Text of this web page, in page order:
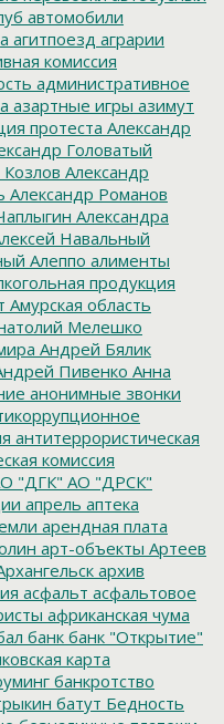
автомобили
агитпоезд аграрии
комиссия
административное
азартные игры азимут
протеста Александр
Головатый
Александр
Александр Романов
Александра
Навальный
Алеппо алименты
продукция
Амурская область
Мелешко
Андрей Бялик
Пивенко Анна
анонимные звонки
антитеррористическая
комиссия
"ДГК" АО "ДРСК"
апрель аптека
арендная плата
арт-объекты Артеев
архив
асфальт асфальтовое
африканская чума
банк банк "Открытие"
карта
банкротство
батут Бедность